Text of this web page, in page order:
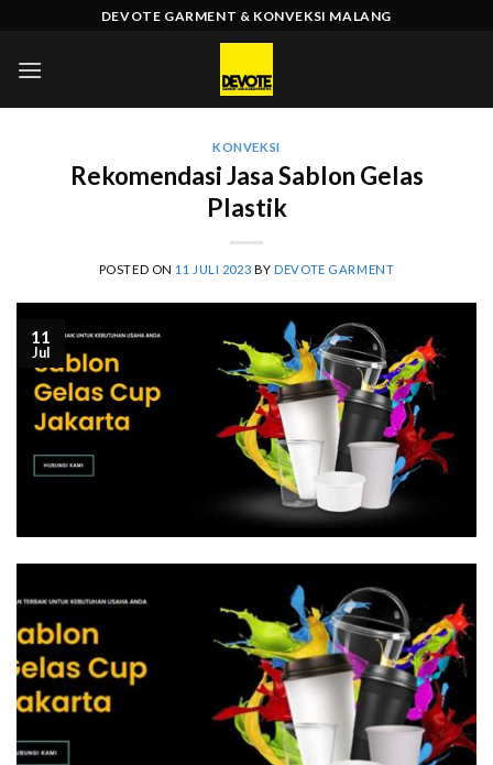
content
DEVOTE GARMENT & KONVEKSI MALANG
KONVEKSI
Rekomendasi Jasa Sablon Gelas
Plastik
POSTED ON 11 JULI 2023 BYDEVOTE GARMENT
11
Jul